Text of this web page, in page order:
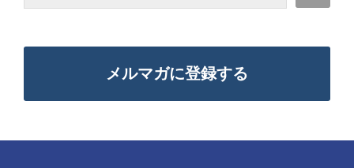
メルマガに登録する